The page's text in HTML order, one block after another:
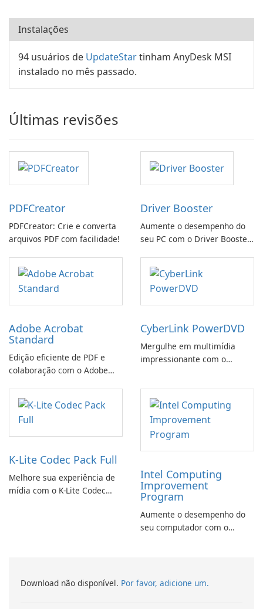
Instalações
94 usuários de UpdateStartinham AnyDesk MSI
instalado no mês passado.
Últimas revisões
PDFCreator
PDFCreator: Crie e converta
arquivos PDF com facilidade!
Driver Booster
Aumente o desempenho do
seu PC com o Driver Booster
Adobe Acrobat
Standard
Edição eficiente de PDF e
colaboração com o Adobe
CyberLink PowerDVD
Mergulhe em multimídia
impressionante com o
K-Lite Codec Pack Full
Melhore sua experiência de
mídia com o K-Lite Codec
Intel Computing
Improvement
Program
Aumente o desempenho do
seu computador com o
Download não disponível. Por favor, adicione um.